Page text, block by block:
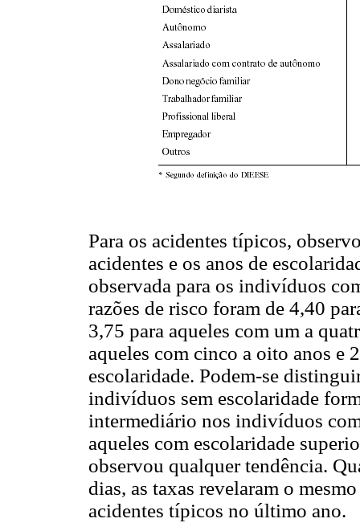
Para os acidentes típicos,
acidentes e os anos de
observada para os indivíduos
razões de risco foram de 4,40
3,75 para aqueles com um a
aqueles com cinco a oito anos e
escolaridade. Podem-se
indivíduos sem escolaridade
intermediário nos indivíduos
aqueles com escolaridade
observou qualquer tendência.
dias, as taxas revelaram o
acidentes típicos no último ano.